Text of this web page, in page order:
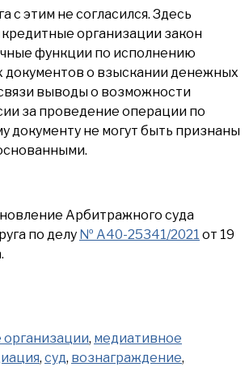
с этим не согласился. Здесь
кредитные организации закон
функции по исполнению
документов о взыскании денежных
выводы о возможности
за проведение операции по
документу не могут быть признаны
Арбитражного суда
по делу № А40-25341/2021 от 19
, медиативное
, суд, вознаграждение,